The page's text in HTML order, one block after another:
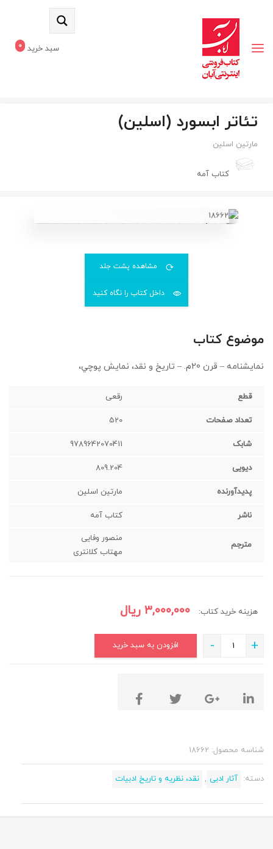
سبد خرید 0
تئاتر ابسورد (اسلین)
مارتین اسلین
کتاب آمه
مشاهده پشت جلد
داخل کتاب را نگاه کنید
موضوع کتاب
نمايشنامه – قرن 20م. – تاريخ و نقد، نمايش پوچي،
قطع رقعی‌
تعداد صفحات 520
شابک 9789642070411
دیویی 809.204
پدیدآورنده مارتین اسلین
ناشر کتاب آمه
مترجم
منصور وفایی
مهتاب کلانتری
هزینه خرید کتاب: ۳,۰۰۰,۰۰۰ ریال
+
- افزودن به سبد خرید
شناسه محصول: 18662
دسته: آثار ادبی , نقد، نظریه و تاریخ ادبیات